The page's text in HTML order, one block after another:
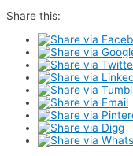
Share this: